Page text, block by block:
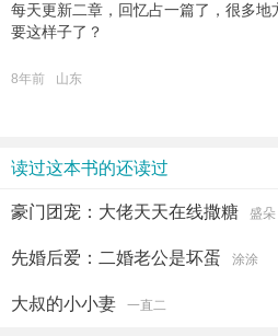
每天更新二章，回忆占一篇了，很多
要这样子了？
8年前 山东
读过这本书的还读过
豪门团宠：大佬天天在线撒糖 盛朵
先婚后爱：二婚老公是坏蛋 涂涂
大叔的小小妻 一直二